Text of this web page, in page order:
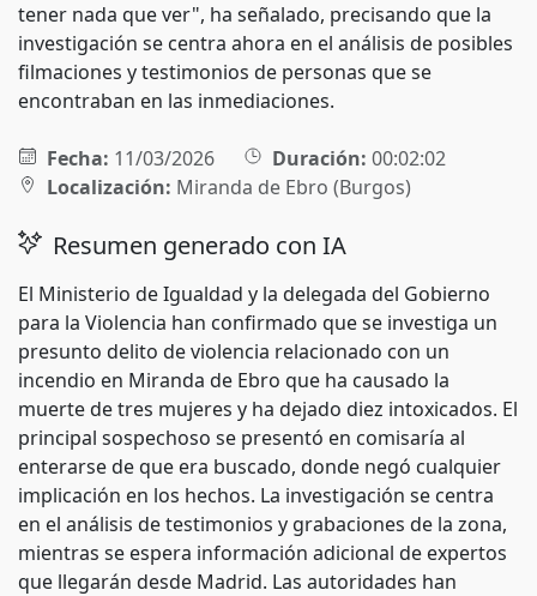
tener nada que ver", ha señalado, precisando que la
investigación se centra ahora en el análisis de posibles
filmaciones y testimonios de personas que se
encontraban en las inmediaciones.
Fecha: 11/03/2026 Duración: 00:02:02
Localización: Miranda de Ebro (Burgos)
Resumen generado con IA
El Ministerio de Igualdad y la delegada del Gobierno
para la Violencia han confirmado que se investiga un
presunto delito de violencia relacionado con un
incendio en Miranda de Ebro que ha causado la
muerte de tres mujeres y ha dejado diez intoxicados. El
principal sospechoso se presentó en comisaría al
enterarse de que era buscado, donde negó cualquier
implicación en los hechos. La investigación se centra
en el análisis de testimonios y grabaciones de la zona,
mientras se espera información adicional de expertos
que llegarán desde Madrid. Las autoridades han